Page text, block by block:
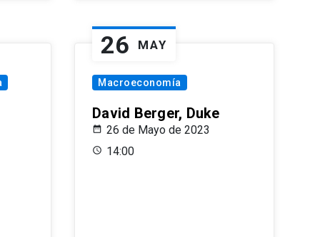
26 MAY
Macroeconomía
David Berger, Duke
26 de Mayo de 2023
14:00